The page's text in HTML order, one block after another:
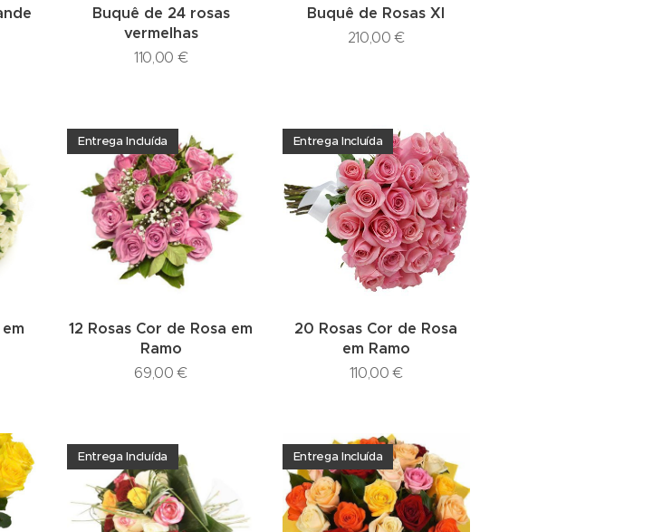
Buquê de 24 rosas
vermelhas
110,00 €
Buquê de Rosas Xl
210,00 €
12 Rosas Cor de Rosa em
Ramo
Entrega Incluída
69,00 €
20 Rosas Cor de Rosa
em Ramo
Entrega Incluída
110,00 €
Entrega Incluída Entrega Incluída